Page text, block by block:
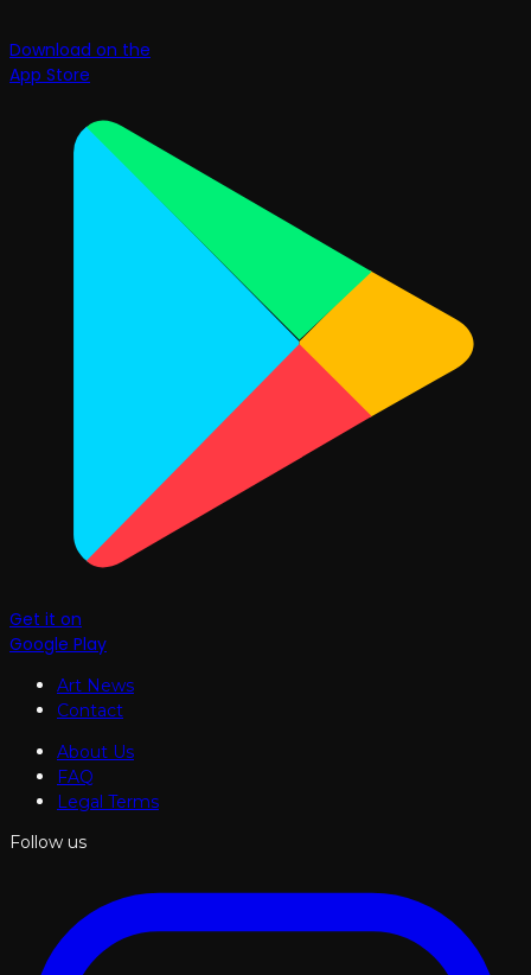
Download on the
App Store
Get it on
Google Play
Art News
Contact
About Us
FAQ
Legal Terms
Follow us